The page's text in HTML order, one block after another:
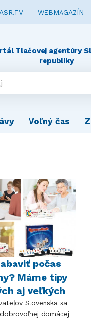
WEBMAGAZÍN
Tlačovej agentúry
republiky
Voľný čas
počas
Máme tipy
aj veľkých
Slovenska sa
domácej